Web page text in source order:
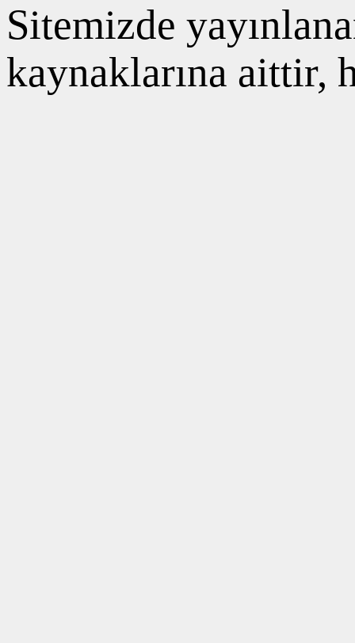
Sitemizde
kaynaklarına aittir,